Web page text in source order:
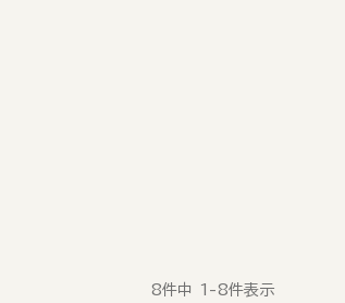
8件中 1 -8件表示